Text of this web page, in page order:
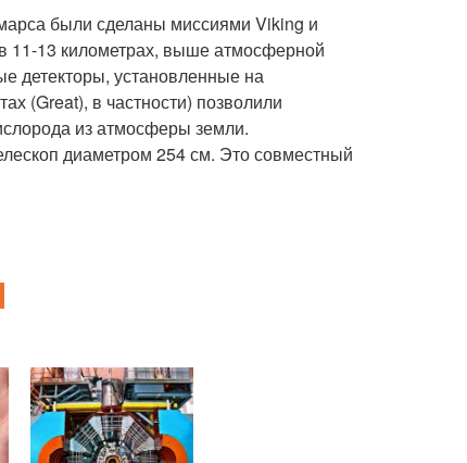
были сделаны миссиями Viking и
11-13 километрах, выше атмосферной
детекторы, установленные на
(Great), в частности) позволили
из атмосферы земли.
диаметром 254 см. Это совместный